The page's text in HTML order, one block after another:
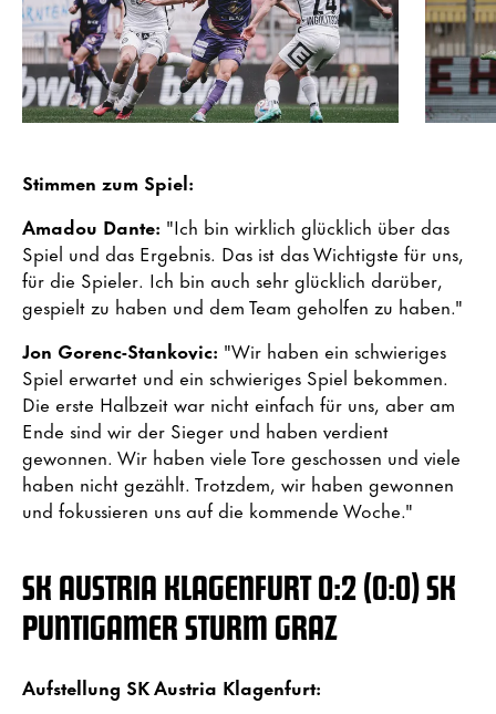
Stimmen zum Spiel:
Amadou Dante: "Ich bin wirklich glücklich über das
Spiel und das Ergebnis. Das ist das Wichtigste für uns,
für die Spieler. Ich bin auch sehr glücklich darüber,
gespielt zu haben und dem Team geholfen zu haben."
Jon Gorenc-Stankovic: "Wir haben ein schwieriges
Spiel erwartet und ein schwieriges Spiel bekommen.
Die erste Halbzeit war nicht einfach für uns, aber am
Ende sind wir der Sieger und haben verdient
gewonnen. Wir haben viele Tore geschossen und viele
haben nicht gezählt. Trotzdem, wir haben gewonnen
und fokussieren uns auf die kommende Woche."
SK AUSTRIA KLAGENFURT 0:2 (0:0) SK
PUNTIGAMER STURM GRAZ
Aufstellung SK Austria Klagenfurt: